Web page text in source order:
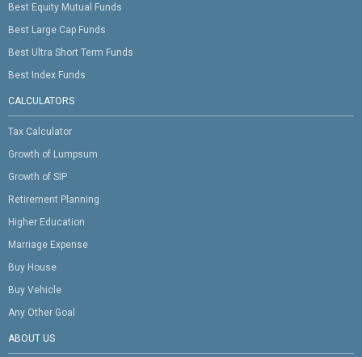
Best Equity Mutual Funds
Best Large Cap Funds
Best Ultra Short Term Funds
Best Index Funds
CALCULATORS
Tax Calculator
Growth of Lumpsum
Growth of SIP
Retirement Planning
Higher Education
Marriage Expense
Buy House
Buy Vehicle
Any Other Goal
ABOUT US